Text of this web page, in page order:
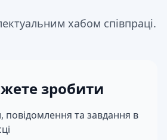
хабом співпраці.
зробити
повідомлення та завдання в